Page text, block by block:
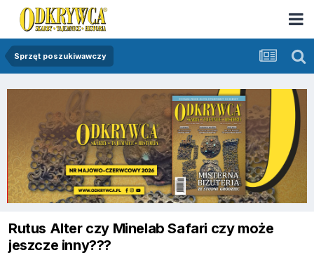
Sprzęt poszukiwawczy
Rutus Alter czy Minelab Safari czy może
jeszcze inny???